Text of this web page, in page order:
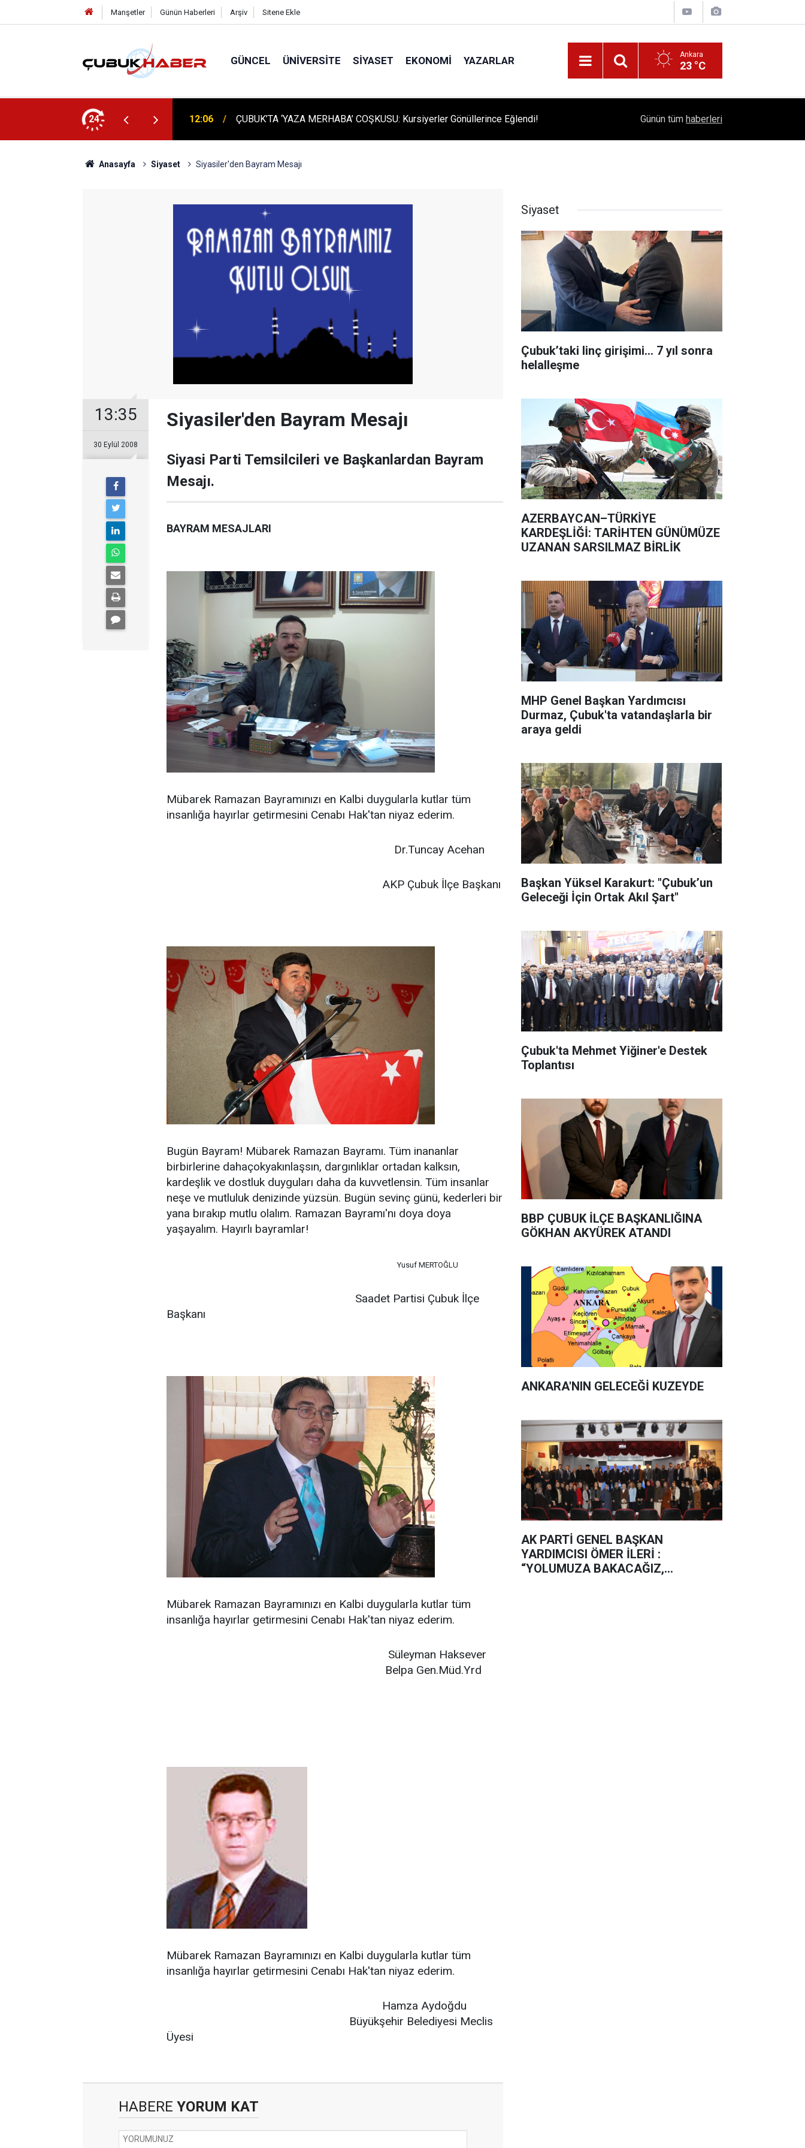
Manşetler Günün Haberleri Arşiv Sitene Ekle
GÜNCEL ÜNIVERSITE SIYASET EKONOMI YAZARLAR Ankara
23 °C
24
Eranıl Vizyonu 12:06 ÇUBUK’TA ‘YAZA MERHABA’ COŞKUSU: Kursiyerler Gönüllerince Eğlendi! 1504 Kep, Tek Bir Hedef: Bilim Kenti Çubuk
Günün tüm haberleri
Anasayfa Siyaset Siyasiler'den Bayram Mesajı
13:35
30 Eylül 2008
Siyasiler'den Bayram Mesajı
Siyasi Parti Temsilcileri ve Başkanlardan Bayram
Mesajı.
BAYRAM MESAJLARI
Mübarek Ramazan Bayramınızı en Kalbi duygularla kutlar tüm
insanlığa hayırlar getirmesini Cenabı Hak'tan niyaz ederim.
Dr.Tuncay Acehan
AKP Çubuk İlçe Başkanı
Bugün Bayram! Mübarek Ramazan Bayramı. Tüm inananlar
birbirlerine dahaçokyakınlaşsın, dargınlıklar ortadan kalksın,
kardeşlik ve dostluk duyguları daha da kuvvetlensin. Tüm insanlar
neşe ve mutluluk denizinde yüzsün. Bugün sevinç günü, kederleri bir
yana bırakıp mutlu olalım. Ramazan Bayramı'nı doya doya
yaşayalım. Hayırlı bayramlar!
Yusuf MERTOĞLU
Saadet Partisi Çubuk İlçe
Başkanı
Mübarek Ramazan Bayramınızı en Kalbi duygularla kutlar tüm
insanlığa hayırlar getirmesini Cenabı Hak'tan niyaz ederim.
Süleyman Haksever
Belpa Gen.Müd.Yrd
Mübarek Ramazan Bayramınızı en Kalbi duygularla kutlar tüm
insanlığa hayırlar getirmesini Cenabı Hak'tan niyaz ederim.
Hamza Aydoğdu
Büyükşehir Belediyesi Meclis
Üyesi
HABERE YORUM KAT
Siyaset
Çubuk’taki linç girişimi... 7 yıl sonra
helalleşme
AZERBAYCAN–TÜRKİYE
KARDEŞLİĞİ: TARİHTEN GÜNÜMÜZE
UZANAN SARSILMAZ BİRLİK
MHP Genel Başkan Yardımcısı
Durmaz, Çubuk'ta vatandaşlarla bir
araya geldi
Başkan Yüksel Karakurt: "Çubuk’un
Geleceği İçin Ortak Akıl Şart"
Çubuk'ta Mehmet Yiğiner'e Destek
Toplantısı
BBP ÇUBUK İLÇE BAŞKANLIĞINA
GÖKHAN AKYÜREK ATANDI
ANKARA'NIN GELECEĞİ KUZEYDE
AK PARTİ GENEL BAŞKAN
YARDIMCISI ÖMER İLERİ :
“YOLUMUZA BAKACAĞIZ,